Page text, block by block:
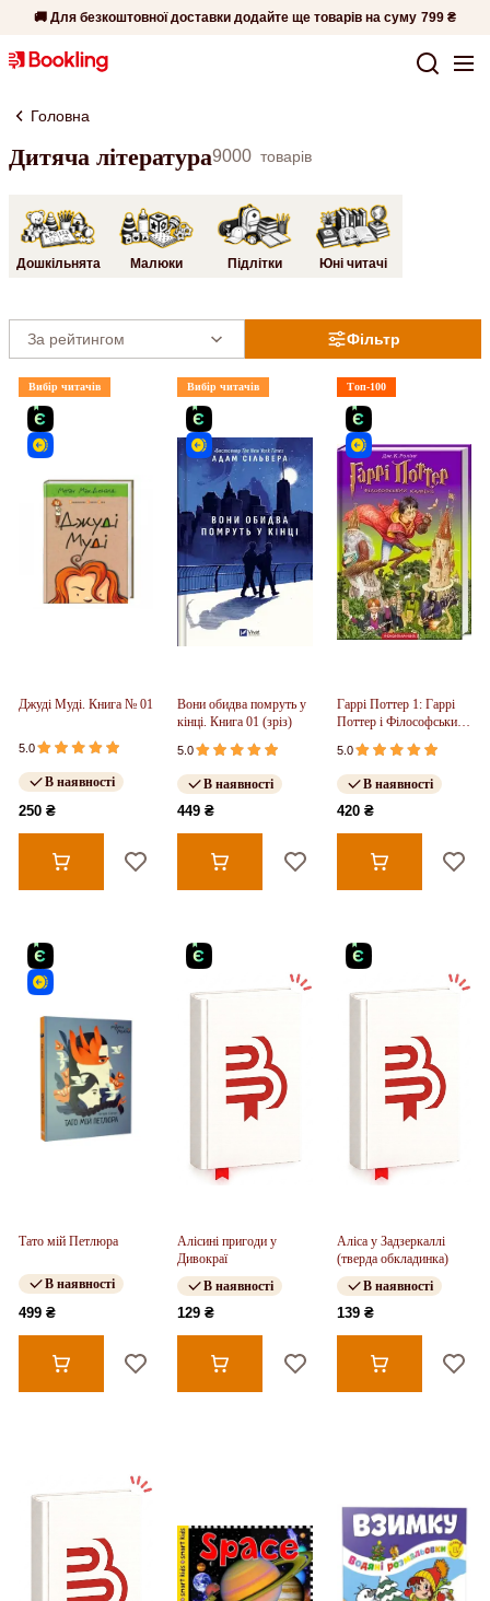
🚚 Для безкоштовної доставки додайте ще товарів на суму 799 ₴
Головна
Дитяча література9000 товарів
Дошкільнята Малюки Підлітки Юні читачі
Фільтр
Вибір читачів
Джуді Муді. Книга № 01
5.0
В наявності
250 ₴
Вибір читачів
Вони обидва помруть у
кінці. Книга 01 (зріз)
5.0
В наявності
449 ₴
Топ-100
Гаррі Поттер 1: Гаррі
Поттер і Філософський
камінь
5.0
В наявності
420 ₴
Тато мій Петлюра
В наявності
499 ₴
Алісині пригоди у
Дивокраї
В наявності
129 ₴
Аліса у Задзеркаллі
(тверда обкладинка)
В наявності
139 ₴